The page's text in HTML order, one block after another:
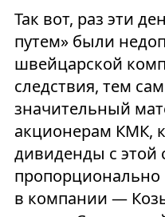
Так вот, раз эти
путем» были
швейцарской
следствия, тем
значительный
акционерам КМК,
дивиденды с этой
пропорционально
в компании —